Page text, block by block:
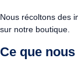
Nous récoltons des
sur notre boutique.
Ce que